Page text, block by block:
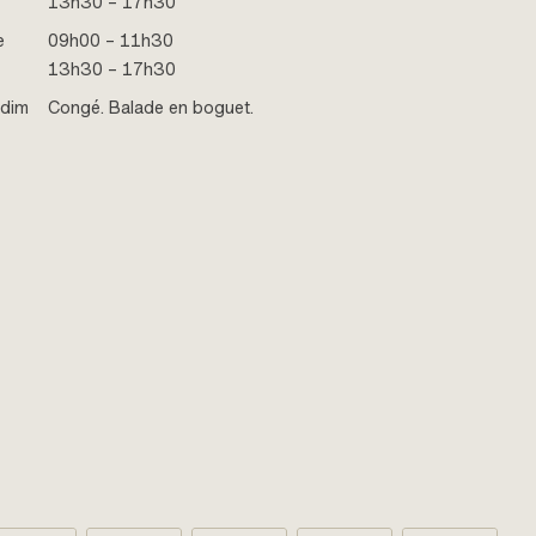
09h00 – 11h30
13h30 – 17h30
Congé. Balade en boguet.